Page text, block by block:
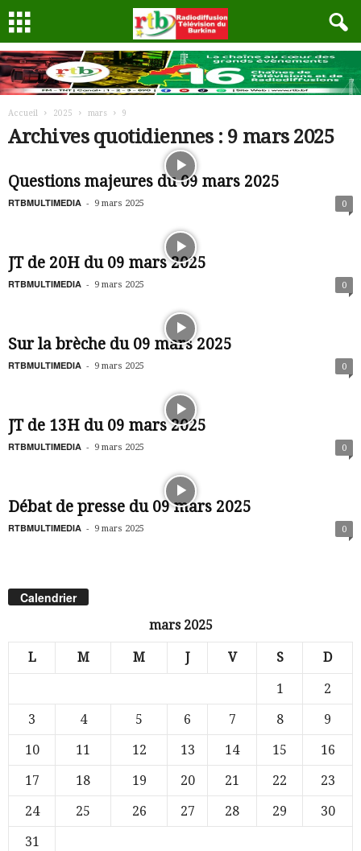
Accueil 2025 mars 9
Archives quotidiennes : 9 mars 2025
Questions majeures du 09 mars 2025
RTBMULTIMEDIA - 9 mars 2025 0
JT de 20H du 09 mars 2025
RTBMULTIMEDIA - 9 mars 2025 0
Sur la brèche du 09 mars 2025
RTBMULTIMEDIA - 9 mars 2025 0
JT de 13H du 09 mars 2025
RTBMULTIMEDIA - 9 mars 2025 0
Débat de presse du 09 mars 2025
RTBMULTIMEDIA - 9 mars 2025 0
Calendrier
mars 2025
L M M J V S D
1
2
3
4 5 6 7 8
9
10
11 12 13 14 15
16
17
18 19 20 21 22
23
24
25 26 27 28 29
30
31